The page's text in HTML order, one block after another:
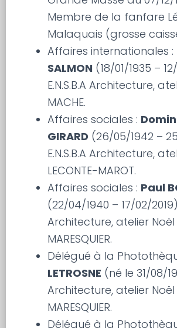
Membre de la fanfare
Malaquais (grosse
Affaires internationales :
SALMON (18/01/1935 –
E.N.S.B.A Architecture,
MACHE.
Affaires sociales :
GIRARD (26/05/1942 –
E.N.S.B.A Architecture,
LECONTE-MAROT.
Affaires sociales : Paul
(22/04/1940 – 17/02/2019).
Architecture, atelier Noël
MARESQUIER.
Délégué à la
LETROSNE (né le 31/08/
Architecture, atelier Noël
MARESQUIER.
Délégué à la